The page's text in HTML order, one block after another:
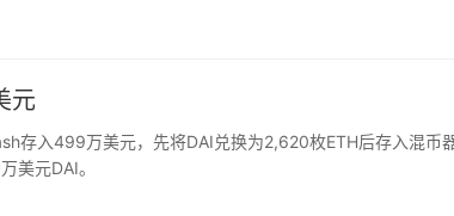
元
入499万美元，先将DAI兑换为2,620枚ETH后存入混币器
美元DAI。